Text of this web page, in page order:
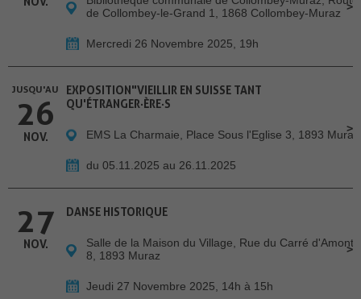
de Collombey-le-Grand 1, 1868 Collombey-Muraz
Mercredi 26 Novembre 2025, 19h
JUSQU'AU
26
NOV.
EXPOSITION"VIEILLIR EN SUISSE TANT
QU'ÉTRANGER·ÈRE·S
EMS La Charmaie, Place Sous l'Eglise 3, 1893 Muraz
du 05.11.2025 au 26.11.2025
27
NOV.
DANSE HISTORIQUE
Salle de la Maison du Village, Rue du Carré d'Amont
8, 1893 Muraz
Jeudi 27 Novembre 2025, 14h à 15h